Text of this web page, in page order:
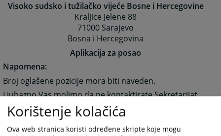
Visoko sudsko i tužilačko vijeće Bosne i Hercegovine
Kraljice Jelene 88
71000 Sarajevo
Bosna i Hercegovina
Aplikacija za posao
Napomena:
Broj oglašene pozicije mora biti naveden.
Ljubazno Vas molimo da ne kontaktirate Sekretarijat
VSTV BiH telefonskim putem. Samo kandidati koji su
ušli u uži izbor bit će kontaktirani.
Slanjem Vaše aplikacije potvrđujete da su sve
Korištenje kolačića
Ova web stranica koristi određene skripte koje mogu